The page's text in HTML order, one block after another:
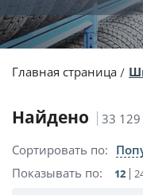
Главная страница
Найдено
33 129
Сортировать по:
Показывать по:
12